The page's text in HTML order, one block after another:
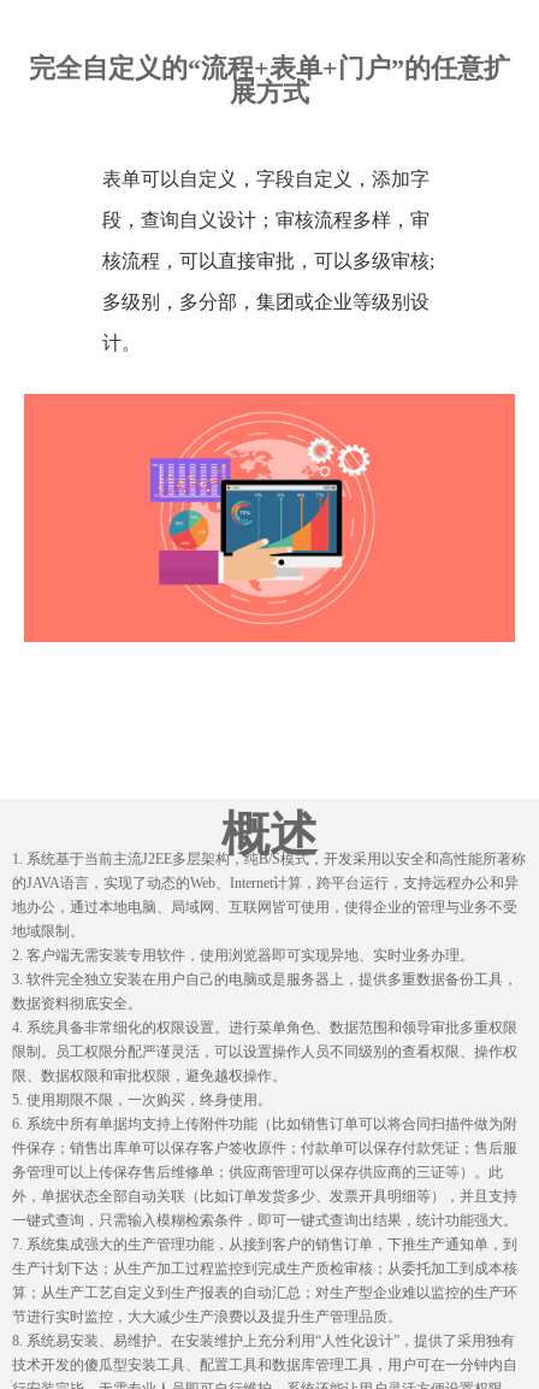
完全自定义的“流程+表单+门户”的任意扩
展方式
表单可以自定义，字段自定义，添加字
段，查询自义设计；审核流程多样，审
核流程，可以直接审批，可以多级审核;
多级别，多分部，集团或企业等级别设
计。
概述
1. 系统基于当前主流J2EE多层架构，纯B/S模式，开发采用以安全和高性能所著称
的JAVA语言，实现了动态的Web、Internet计算，跨平台运行，支持远程办公和异
地办公，通过本地电脑、局域网、互联网皆可使用，使得企业的管理与业务不受
地域限制。
2. 客户端无需安装专用软件，使用浏览器即可实现异地、实时业务办理。
3. 软件完全独立安装在用户自己的电脑或是服务器上，提供多重数据备份工具，
数据资料彻底安全。
4. 系统具备非常细化的权限设置。进行菜单角色、数据范围和领导审批多重权限
限制。员工权限分配严谨灵活，可以设置操作人员不同级别的查看权限、操作权
限、数据权限和审批权限，避免越权操作。
5. 使用期限不限，一次购买，终身使用。
6. 系统中所有单据均支持上传附件功能（比如销售订单可以将合同扫描件做为附
件保存；销售出库单可以保存客户签收原件；付款单可以保存付款凭证；售后服
务管理可以上传保存售后维修单；供应商管理可以保存供应商的三证等）。此
外，单据状态全部自动关联（比如订单发货多少、发票开具明细等），并且支持
一键式查询，只需输入模糊检索条件，即可一键式查询出结果，统计功能强大。
7. 系统集成强大的生产管理功能，从接到客户的销售订单，下推生产通知单，到
生产计划下达；从生产加工过程监控到完成生产质检审核；从委托加工到成本核
算；从生产工艺自定义到生产报表的自动汇总；对生产型企业难以监控的生产环
节进行实时监控，大大减少生产浪费以及提升生产管理品质。
8. 系统易安装、易维护。在安装维护上充分利用“人性化设计”，提供了采用独有
技术开发的傻瓜型安装工具、配置工具和数据库管理工具，用户可在一分钟内自